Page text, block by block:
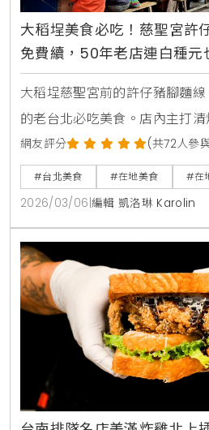
大稻埕美食必吃！慈聖宮許
免費續，50年老店連白種元
大稻埕慈聖宮前的許仔豬腳麵
的老台北必吃美食。店內主打
線，連韓國美食家白種元都曾專
頭可免費續加，肉質軟嫩不油膩
不能錯過的台式經典早餐。
網友評分 (共72人參
#台北美食 #在地美食 #在
2026/03/06 編輯 凱洛琳 Karolin